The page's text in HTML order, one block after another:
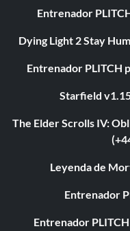
Entrenador
Dying Light 2 Stay
Entrenador PLITCH
Starfield
The Elder Scrolls IV:
Leyenda de
Entrenador
Entrenador